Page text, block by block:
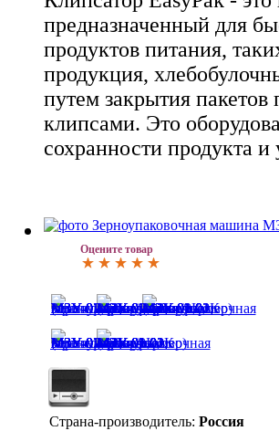
предназначенный для
продуктов питания,
продукция,
путем закрытия
клипсами. Это
сохранности продукта и
Оцените товар
Страна-производитель: Россия